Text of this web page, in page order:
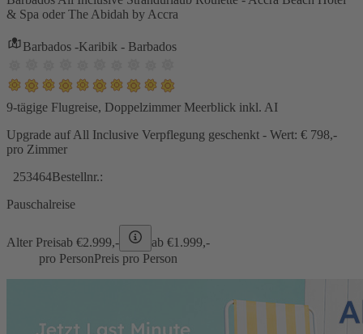
& Spa oder The Abidah by Accra
Barbados -Karibik - Barbados
9-tägige Flugreise, Doppelzimmer Meerblick inkl. AI
Upgrade auf All Inclusive Verpflegung geschenkt - Wert: € 798,-
pro Zimmer
253464Bestellnr.:
Pauschalreise
Alter Preisab €2.999,- ab €1.999,-
pro PersonPreis pro Person